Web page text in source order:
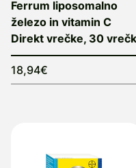
Ferrum liposomalno
železo in vitamin C
Direkt vrečke, 30 vrečk
18,94€